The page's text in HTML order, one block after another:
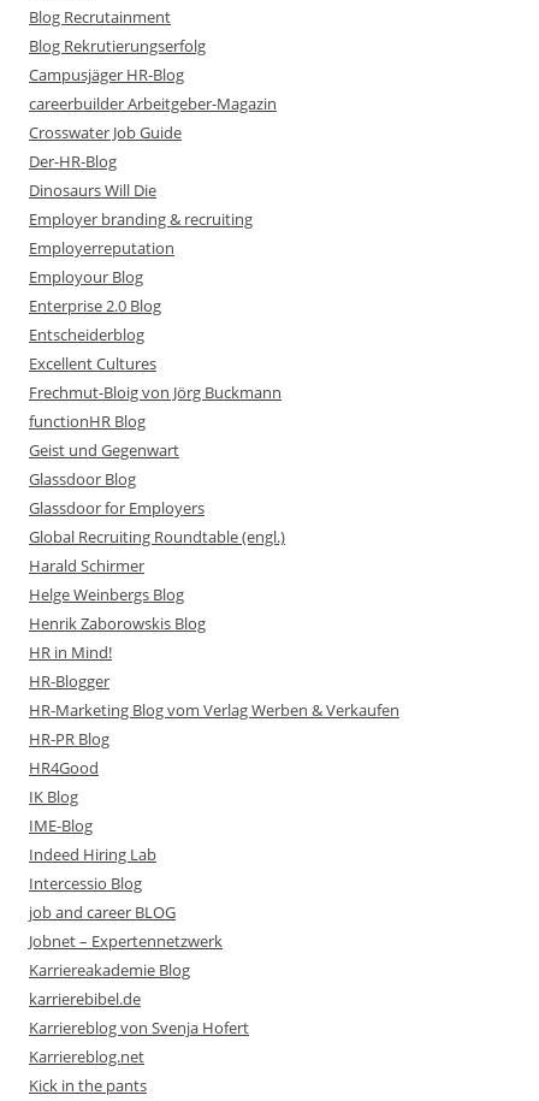
Blog Recrutainment
Blog Rekrutierungserfolg
Campusjäger HR-Blog
careerbuilder Arbeitgeber-Magazin
Crosswater Job Guide
Der-HR-Blog
Dinosaurs Will Die
Employer branding & recruiting
Employerreputation
Employour Blog
Enterprise 2.0 Blog
Entscheiderblog
Excellent Cultures
Frechmut-Bloig von Jörg Buckmann
functionHR Blog
Geist und Gegenwart
Glassdoor Blog
Glassdoor for Employers
Global Recruiting Roundtable (engl.)
Harald Schirmer
Helge Weinbergs Blog
Henrik Zaborowskis Blog
HR in Mind!
HR-Blogger
HR-Marketing Blog vom Verlag Werben & Verkaufen
HR-PR Blog
HR4Good
IK Blog
IME-Blog
Indeed Hiring Lab
Intercessio Blog
job and career BLOG
Jobnet – Expertennetzwerk
Karriereakademie Blog
karrierebibel.de
Karriereblog von Svenja Hofert
Karriereblog.net
Kick in the pants